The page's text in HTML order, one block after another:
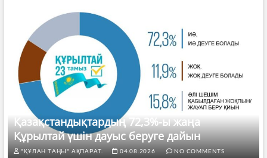
Қазақстандықтардың 72,3%-ы жаңа
Құрылтай үшін дауыс беруге дайын
"ҚҰЛАН ТАҢЫ" АҚПАРАТ. 04.08.2026 NO COMMENTS